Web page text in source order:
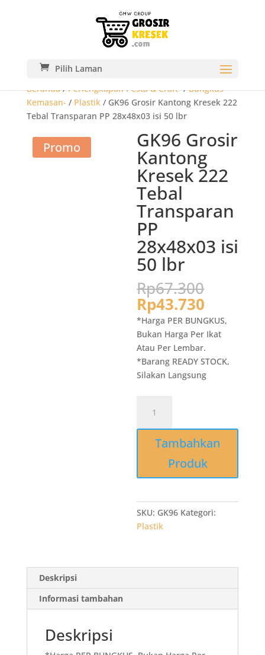
Pilih Laman
Beranda/Perlengkapan Pesta & Craft-/Bungkus
Kemasan- / Plastik/ GK96 Grosir Kantong Kresek 222
Tebal Transparan PP 28x48x03 isi 50 lbr
Promo GK96 Grosir
Kantong
Kresek 222
Tebal
Transparan
PP
28x48x03 isi
50 lbr
Rp67.300
adalah:
Rp43.730
saat
ini
adalah:
*Harga PER BUNGKUS,
Bukan Harga Per Ikat
Atau Per Lembar.
*Barang READY STOCK,
Silakan Langsung
GK96
Grosir
Kantong
PP
28x48x03
lbr
Tambahkan
Produk
SKU: GK96 Kategori:
Plastik
Deskripsi
Informasi tambahan
Deskripsi